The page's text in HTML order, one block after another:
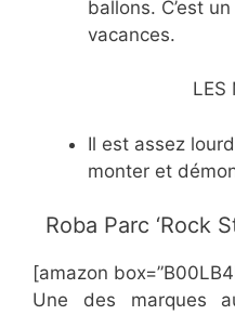
ballons. C’est
vacances.
LES
Il est assez
monter et
Roba Parc ‘Rock
[amazon
Une des marques